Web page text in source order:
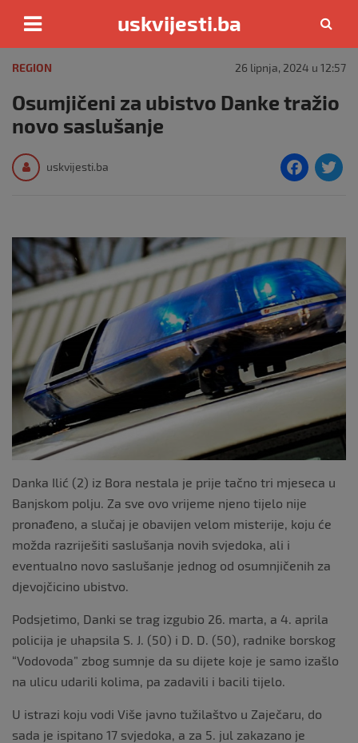
content
uskvijesti.ba
REGION 26 lipnja, 2024 u 12:57
Osumjičeni za ubistvo Danke tražio
novo saslušanje
uskvijesti.ba
F
e
b
o
o
k
Danka Ilić (2) iz Bora nestala je prije tačno tri mjeseca u
Banjskom polju. Za sve ovo vrijeme njeno tijelo nije
pronađeno, a slučaj je obavijen velom misterije, koju će
možda razriješiti saslušanja novih svjedoka, ali i
eventualno novo saslušanje jednog od osumnjičenih za
djevojčicino ubistvo.
Podsjetimo, Danki se trag izgubio 26. marta, a 4. aprila
policija je uhapsila S. J. (50) i D. D. (50), radnike borskog
“Vodovoda” zbog sumnje da su dijete koje je samo izašlo
na ulicu udarili kolima, pa zadavili i bacili tijelo.
U istrazi koju vodi Više javno tužilaštvo u Zaječaru, do
sada je ispitano 17 svjedoka, a za 5. jul zakazano je